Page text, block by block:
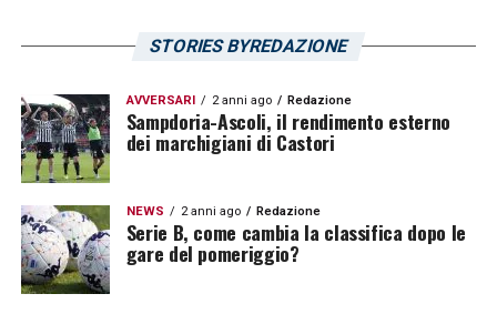
STORIES BYREDAZIONE
AVVERSARI 2 anni ago Redazione
Sampdoria-Ascoli, il rendimento esterno
dei marchigiani di Castori
NEWS 2 anni ago Redazione
Serie B, come cambia la classifica dopo le
gare del pomeriggio?